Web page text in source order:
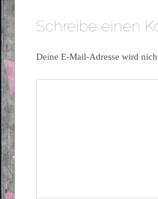
Schreibe einen
Deine E-Mail-Adresse wird